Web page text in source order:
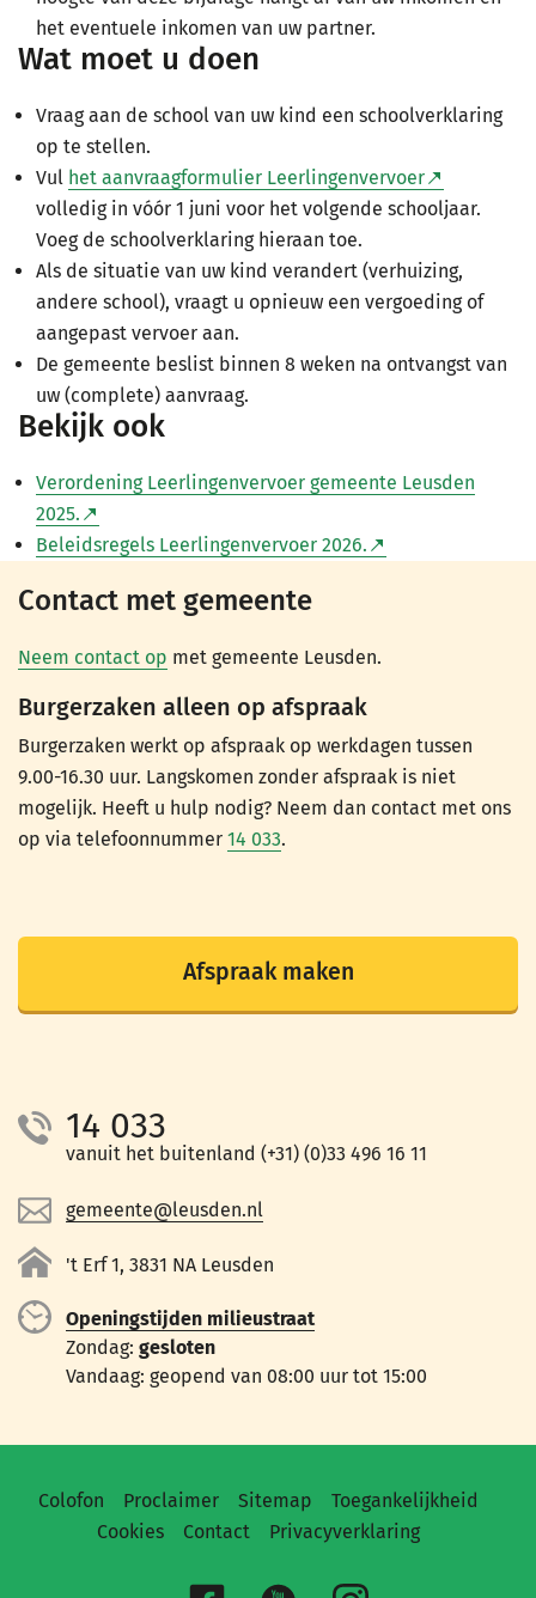
het eventuele inkomen van uw partner.
Wat moet u doen
Vraag aan de school van uw kind een schoolverklaring
op te stellen.
Vul het aanvraagformulier Leerlingenvervoer
volledig in vóór 1 juni voor het volgende schooljaar.
Voeg de schoolverklaring hieraan toe.
Als de situatie van uw kind verandert (verhuizing,
andere school), vraagt u opnieuw een vergoeding of
aangepast vervoer aan.
De gemeente beslist binnen 8 weken na ontvangst van
uw (complete) aanvraag.
Bekijk ook
Verordening Leerlingenvervoer gemeente Leusden
2025.
Beleidsregels Leerlingenvervoer 2026.
Contact met gemeente
Neem contact op met gemeente Leusden.
Burgerzaken alleen op afspraak
Burgerzaken werkt op afspraak op werkdagen tussen
9.00-16.30 uur. Langskomen zonder afspraak is niet
mogelijk. Heeft u hulp nodig? Neem dan contact met ons
op via telefoonnummer 14 033.
Afspraak maken
14 033
vanuit het buitenland (+31) (0)33 496 16 11
gemeente@leusden.nl
't Erf 1, 3831 NA Leusden
Openingstijden milieustraat
Zondag: gesloten
Vandaag: geopend van 08:00 uur tot 15:00
Colofon Proclaimer Sitemap
Toegankelijkheid
Cookies
Contact Privacyverklaring